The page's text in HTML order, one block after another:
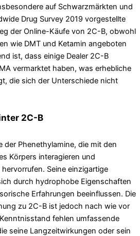
auf Schwarzmärkten und
Drug Survey 2019 vorgestellte
der Online-Käufe von 2C-B, obwohl
wie DMT und Ketamin angeboten
ist, dass einige Dealer 2C-B
vermarktet haben, was erhebliche
die sich der Unterschiede nicht
2C-B
der Phenethylamine, die mit den
Körpers interagieren und
Seine einzigartige
durch hydrophobe Eigenschaften
Erfahrungen beeinflussen. Die
zu 2C-B ist jedoch nach wie vor
fehlen umfassende
seine Langzeitwirkungen oder sein